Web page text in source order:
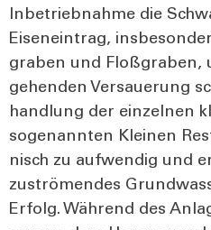
Inbe­trieb­nah­me die
Eisen­ein­trag,
gra­ben und Floß­gra­ben,
ge­hen­den Ver­saue­rung
hand­lung der ein­zel­nen
soge­nann­ten Klei­nen
nisch zu auf­wen­dig und
zuströ­men­des
Erfolg. Wäh­rend des